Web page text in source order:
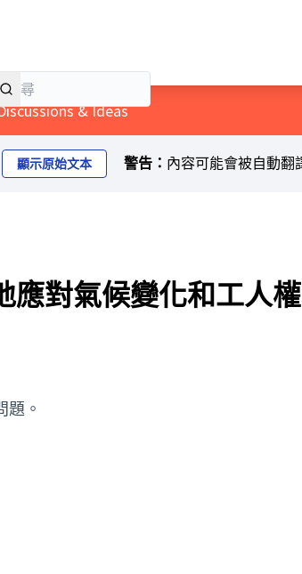
單 & Ideas
顯示原始文本 警告： 內容可能會被自動翻
應對氣候變化和工人
題。